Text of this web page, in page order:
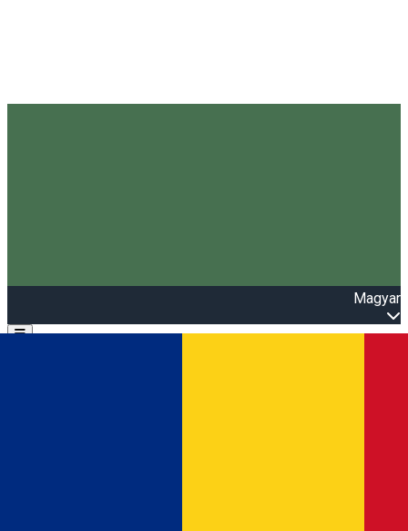
Magyar
Open main menu